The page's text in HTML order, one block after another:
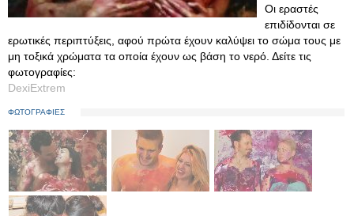
Οι εραστές
επιδίδονται σε
ερωτικές περιπτύξεις, αφού πρώτα έχουν καλύψει το σώμα τους με
μη τοξικά χρώματα τα οποία έχουν ως βάση το νερό. Δείτε τις
φωτογραφίες:
DexiExtrem
ΦΩΤΟΓΡΑΦΙΕΣ